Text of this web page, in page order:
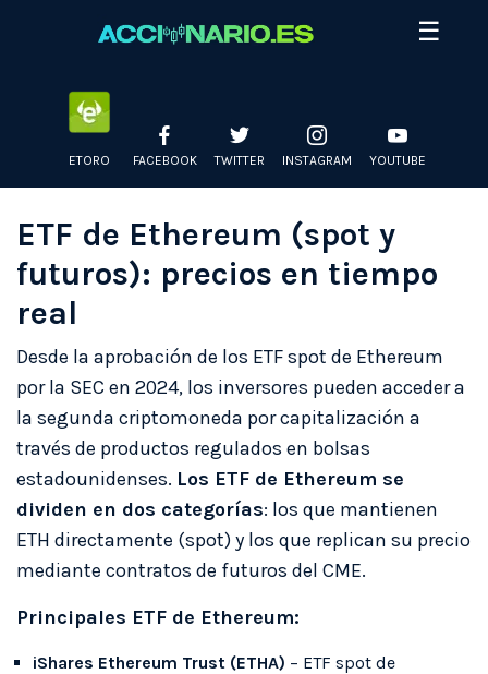
☰
ETORO FACEBOOK TWITTER INSTAGRAM YOUTUBE
ETF de Ethereum (spot y
futuros): precios en tiempo
real
Desde la aprobación de los ETF spot de Ethereum
por la SEC en 2024, los inversores pueden acceder a
la segunda criptomoneda por capitalización a
través de productos regulados en bolsas
estadounidenses. Los ETF de Ethereum se
dividen en dos categorías: los que mantienen
ETH directamente (spot) y los que replican su precio
mediante contratos de futuros del CME.
Principales ETF de Ethereum:
iShares Ethereum Trust (ETHA) – ETF spot de